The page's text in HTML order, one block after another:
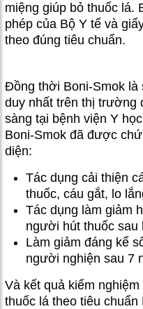
miệng giúp bỏ thuốc lá.
phép của Bộ Y tế và
theo đúng tiêu chuẩn.
Đồng thời Boni-Smok là
duy nhất trên thị trường
sàng tại bệnh viện Y
Boni-Smok đã được
diện:
Tác dụng cải thiện
thuốc, cáu gắt, lo
Tác dụng làm giảm
người hút thuốc sau
Làm giảm đáng kể
người nghiện sau 7
Và kết quả kiểm
thuốc lá theo tiêu